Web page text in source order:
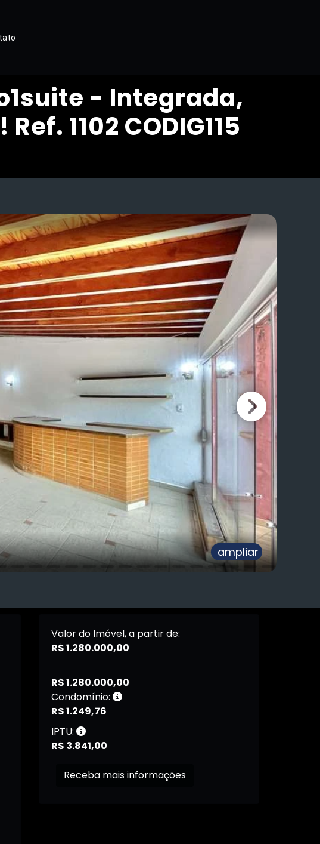
- Integrada,
1102 CODIG115
ampliar
Valor do Imóvel, a partir de:
R$ 1.280.000,00
R$ 1.280.000,00
Condomínio:
R$ 1.249,76
IPTU:
R$ 3.841,00
Receba mais informações